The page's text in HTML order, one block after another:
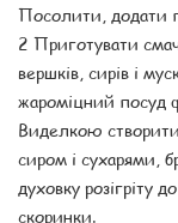
Посолити, додати
2 Приготувати
вершків, сирів і
жароміцний посуд
Виделкою
сиром і сухарями,
духовку розігріту
скоринки.